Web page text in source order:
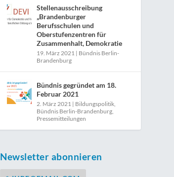
Stellenausschreibung
„Brandenburger
Berufsschulen und
Oberstufenzentren für
Zusammenhalt, Demokratie
19. März 2021 | Bündnis Berlin-
Brandenburg
Bündnis gegründet am 18.
Februar 2021
2. März 2021 | Bildungspolitik
Bündnis Berlin-Brandenburg
Pressemitteilungen
Newsletter abonnieren